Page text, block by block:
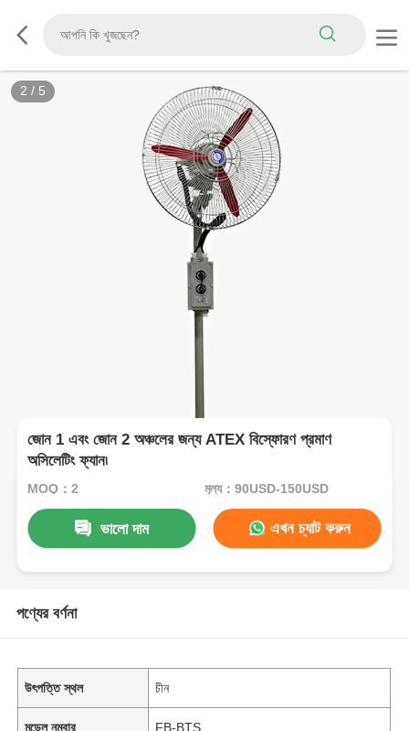
2 / 5
জোন 1 এবং জোন 2 অঞ্চলের জন্য ATEX বিস্ফোরণ প্রমাণ
অসিলেটিং ফ্যান৷
MOQ：2 মূল্য：90USD-150USD
ভালো দাম এখন চ্যাট করুন
পণ্যের বর্ণনা
উৎপত্তি স্থল চীন
মডেল নম্বার FB-BTS